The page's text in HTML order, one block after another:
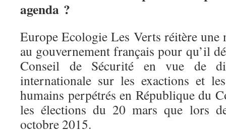
agenda ?
Europe Ecologie Les Verts réitère une
au gouvernement français pour qu’il
Conseil de Sécurité en vue de
internationale sur les exactions et
humains perpétrés en République du
les élections du 20 mars que lors
octobre 2015.